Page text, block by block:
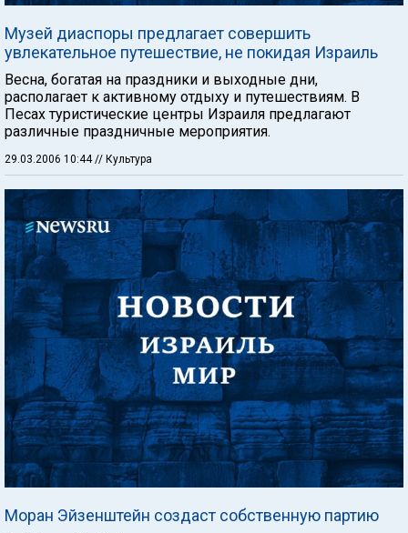
Музей диаспоры предлагает совершить
увлекательное путешествие, не покидая Израиль
Весна, богатая на праздники и выходные дни,
располагает к активному отдыху и путешествиям. В
Песах туристические центры Израиля предлагают
различные праздничные мероприятия.
29.03.2006 10:44 // Культура
Моран Эйзенштейн создаст собственную партию